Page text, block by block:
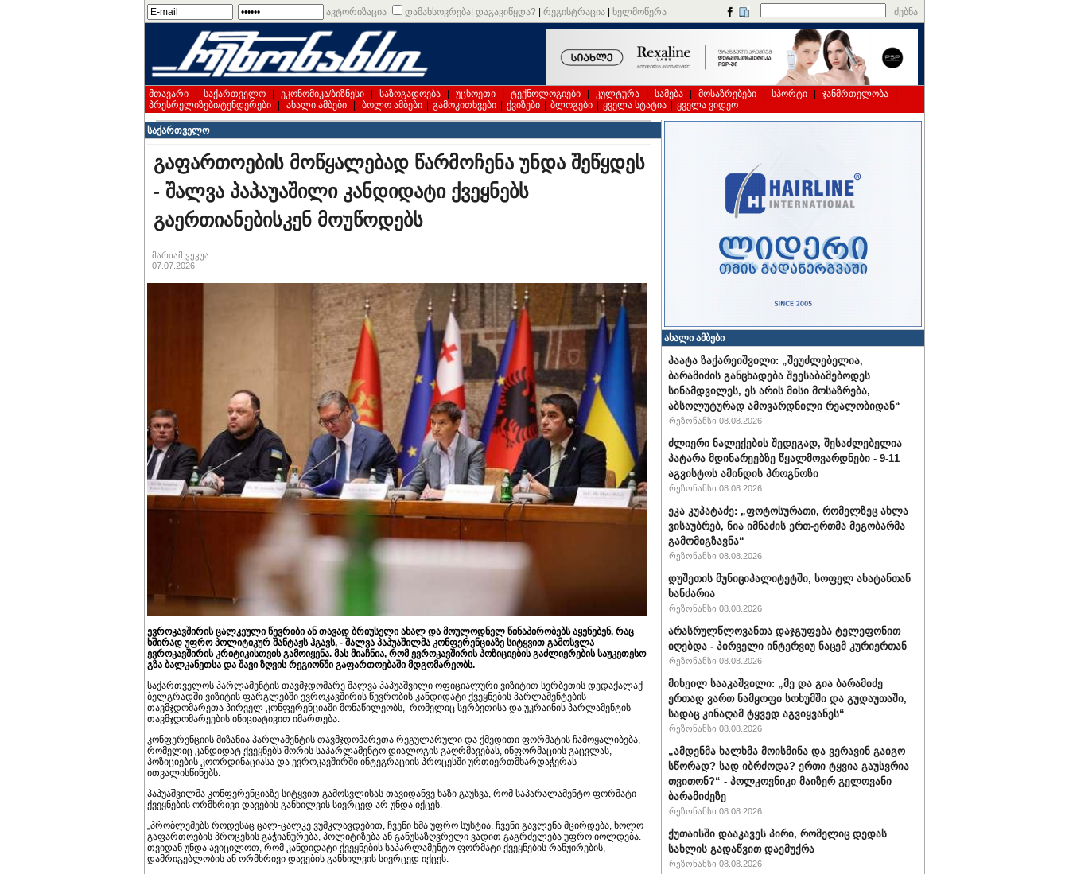
ავტორიზაცია დამახსოვრება დაგავიწყდა? რეგისტრაცია ხელმოწერა ძებნა
მთავარი საქართველო ეკონომიკა/ბიზნესი საზოგადოება უცხოეთი ტექნოლოგიები კულტურა სამება მოსაზრებები სპორტი ჯანმრთელობა
პრესრელიზები/ტენდერები
ახალი ამბები ბოლო ამბები გამოკითხვები ქვიზები ბლოგები ყველა სტატია ყველა ვიდეო
საქართველო
გაფართოების მოწყალებად წარმოჩენა უნდა შეწყდეს
- შალვა პაპაუაშილი კანდიდატი ქვეყნებს
გაერთიანებისკენ მოუწოდებს
მარიამ ვეკუა
07.07.2026
ევროკავშირის ცალკეული წევრიბი ან თავად ბრიუსელი ახალ და მოულოდნელ წინაპირობებს აყენებენ, რაც
ხშირად უფრო პოლიტიკურ შანტაჟს ჰგავს, - შალვა პაპუაშილმა კონფერენციაზე სიტყვით გამოსვლა
ევროკავშირის კრიტიკისთვის გამოიყენა. მას მიაჩნია, რომ ევროკავშირის პოზიციების გაძლიერების საუკეთესო
გზა ბალკანეთსა და შავი ზღვის რეგიონში გაფართოებაში მდგომარეობს.
საქართველოს პარლამენტის თავმჯდომარე შალვა პაპუაშვილი ოფიციალური ვიზიტით სერბეთის დედაქალაქ
ბელგრადში ვიზიტის ფარგლებში ევროკავშირის წევრობის კანდიდატი ქვეყნების პარლამენტების
თავმჯდომარეთა პირველ კონფერენციაში მონაწილეობს, რომელიც სერბეთისა და უკრაინის პარლამენტის
თავმჯდომარეების ინიციატივით იმართება.
კონფერენციის მიზანია პარლამენტის თავმჯდომარეთა რეგულარული და ქმედითი ფორმატის ჩამოყალიბება,
რომელიც კანდიდატ ქვეყნებს შორის საპარლამენტო დიალოგის გაღრმავებას, ინფორმაციის გაცვლას,
პოზიციების კოორდინაციასა და ევროკავშირში ინტეგრაციის პროცესში ურთიერთმხარდაჭერას
ითვალისწინებს.
პაპუაშვილმა კონფერენციაზე სიტყვით გამოსვლისას თავიდანვე ხაზი გაუსვა, რომ საპარალამენტო ფორმატი
ქვეყნების ორმხრივი დავების განხილვის სივრცედ არ უნდა იქცეს.
„პრობლემებს როდესაც ცალ-ცალკე ვუმკლავდებით, ჩვენი ხმა უფრო სუსტია, ჩვენი გავლენა მცირდება, ხოლო
გაფართოების პროცესის გაჭიანურება, პოლიტიზება ან განუსაზღვრელი ვადით გაგრძელება უფრო იოლდება.
თვიდან უნდა ავიცილოთ, რომ კანდიდატი ქვეყნების საპარლამენტო ფორმატი ქვეყნების რანჟირების,
დამრიგებლობის ან ორმხრივი დავების განხილვის სივრცედ იქცეს.
ახალი ამბები
პაატა ზაქარეიშვილი: „შეუძლებელია,
ბარამიძის განცხადება შეესაბამებოდეს
სინამდვილეს, ეს არის მისი მოსაზრება,
აბსოლუტურად ამოვარდნილი რეალობიდან“
რეზონანსი 08.08.2026
ძლიერი ნალექების შედეგად, შესაძლებელია
პატარა მდინარეებზე წყალმოვარდნები - 9-11
აგვისტოს ამინდის პროგნოზი
რეზონანსი 08.08.2026
ეკა კუპატაძე: „ფოტოსურათი, რომელზეც ახლა
ვისაუბრებ, ნია იმნაძის ერთ-ერთმა მეგობარმა
გამომიგზავნა“
რეზონანსი 08.08.2026
დუშეთის მუნიციპალიტეტში, სოფელ ახატანთან
ხანძარია
რეზონანსი 08.08.2026
არასრულწლოვანთა დაჯგუფება ტელეფონით
იღებდა - პირველი ინტერვიუ ნაცემ კურიერთან
რეზონანსი 08.08.2026
მიხეილ სააკაშვილი: „მე და გია ბარამიძე
ერთად ვართ ნამყოფი სოხუმში და გუდაუთაში,
სადაც კინაღამ ტყვედ აგვიყვანეს“
რეზონანსი 08.08.2026
„ამდენმა ხალხმა მოისმინა და ვერავინ გაიგო
სწორად? სად იბრძოდა? ერთი ტყვია გაუსვრია
თვითონ?“ - პოლკოვნიკი მაიზერ გელოვანი
ბარამიძეზე
რეზონანსი 08.08.2026
ქუთაისში დააკავეს პირი, რომელიც დედას
სახლის გადაწვით დაემუქრა
რეზონანსი 08.08.2026